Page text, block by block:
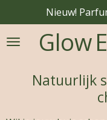
direct
naar
Glow
Nieuw!
Natuurlijk